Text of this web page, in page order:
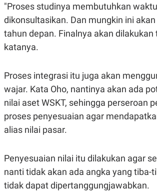
"Proses studinya membutuhkan
dikonsultasikan. Dan mungkin ini
tahun depan. Finalnya akan dilakukan
katanya.
Proses integrasi itu juga akan
wajar. Kata Oho, nantinya akan ada
nilai aset WSKT, sehingga perseroan
proses penyesuaian agar
alias nilai pasar.
Penyesuaian nilai itu dilakukan agar
nanti tidak akan ada angka yang tiba-
tidak dapat dipertanggungjawabkan.